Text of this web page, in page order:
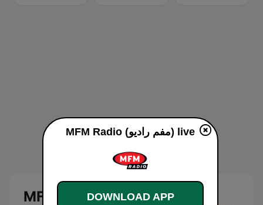
MFM Radio (مفم راديو)
MFM Radio (مفم راديو) live
DOWNLOAD APP